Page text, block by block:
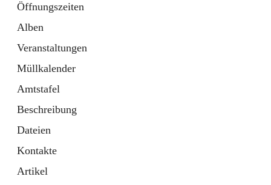
Öffnungszeiten
Alben
Veranstaltungen
Müllkalender
Amtstafel
Beschreibung
Dateien
Kontakte
Artikel
Tab
Kindergarten
öffnet
in
neuem
Tab